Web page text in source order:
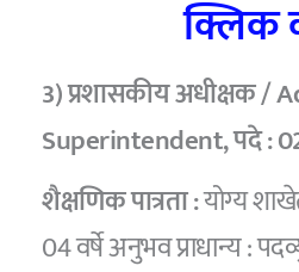
क्लिक
3) प्रशासकीय अधीक्षक /
Superintendent,पदे :
शैक्षणिक पात्रता :योग्य
04 वर्षे अनुभव प्राधान्य :